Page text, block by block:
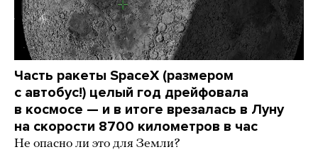
Часть ракеты SpaceX (размером
с автобус!) целый год дрейфовала
в космосе — и в итоге врезалась в Луну
на скорости 8700 километров в час
Не опасно ли это для Земли?